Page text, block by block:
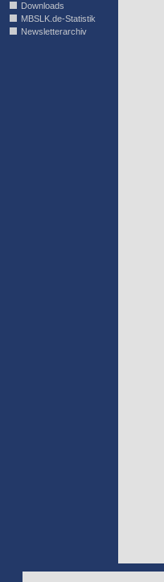
Downloads
MBSLK.de-Statistik
Newsletterarchiv